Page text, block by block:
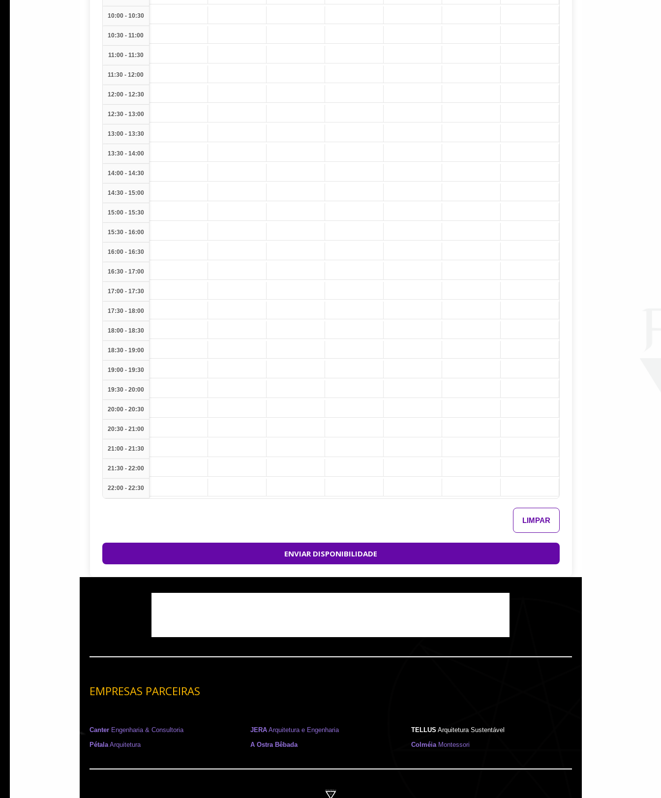
10:00 - 10:30
10:30 - 11:00
11:00 - 11:30
11:30 - 12:00
12:00 - 12:30
12:30 - 13:00
13:00 - 13:30
13:30 - 14:00
14:00 - 14:30
14:30 - 15:00
15:00 - 15:30
15:30 - 16:00
16:00 - 16:30
16:30 - 17:00
17:00 - 17:30
17:30 - 18:00
18:00 - 18:30
18:30 - 19:00
19:00 - 19:30
19:30 - 20:00
20:00 - 20:30
20:30 - 21:00
21:00 - 21:30
21:30 - 22:00
22:00 - 22:30
LIMPAR
EMPRESAS PARCEIRAS
CanterEngenharia & Consultoria
PétalaArquitetura
JERAArquitetura e Engenharia
A Ostra Bêbada
TELLUS Arquitetura Sustentável
Colméia Montessori